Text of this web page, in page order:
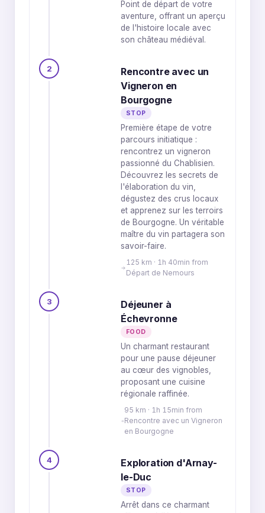
Point de départ de votre
aventure, offrant un aperçu
de l'histoire locale avec
son château médiéval.
2
Rencontre avec un
Vigneron en
Bourgogne
STOP
Première étape de votre
parcours initiatique :
rencontrez un vigneron
passionné du Chablisien.
Découvrez les secrets de
l'élaboration du vin,
dégustez des crus locaux
et apprenez sur les terroirs
de Bourgogne. Un véritable
maître du vin partagera son
savoir-faire.
125 km · 1h 40min from
Départ de Nemours
3
Déjeuner à
Échevronne
FOOD
Un charmant restaurant
pour une pause déjeuner
au cœur des vignobles,
proposant une cuisine
régionale raffinée.
95 km · 1h 15min from
Rencontre avec un Vigneron
en Bourgogne
4
Exploration d'Arnay-
le-Duc
STOP
Arrêt dans ce charmant